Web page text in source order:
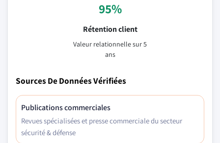
95%
Rétention client
Valeur relationnelle sur 5
ans
Sources De Données Vérifiées
Publications commerciales
Revues spécialisées et presse commerciale du secteur
sécurité & défense